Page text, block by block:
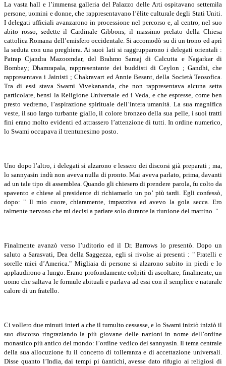
La vasta hall e l’immensa galleria del Palazzo delle Arti ospitavano settemila
persone, uomini e donne, che rappresentavano l’èlite culturale degli Stati Uniti.
I delegati ufficiali avanzarono in processione nel percorso e, al centro, nel suo
abito rosso, sedette il Cardinale Gibbons, il massimo prelato della Chiesa
cattolica Romana dell’emisfero occidentale. Si accomodò su di un trono ed aprì
la seduta con una preghiera. Ai suoi lati si raggrupparono i delegati orientali :
Patrap Cjandra Mazoomdar, del Brahmo Samaj di Calcutta e Nagarkar di
Bombay; Dhamrapala, rappresentante dei buddisti di Ceylon ; Gandhi, che
rappresentava i Jainisti ; Chakravart ed Annie Besant, della Società Teosofica.
Tra di essi stava Swami Vivekananda, che non rappresentava alcuna setta
particolare, bensì la Religione Universale ed i Veda, e che espresse, come ben
presto vedremo, l’aspirazione spirituale dell’intera umanità. La sua magnifica
veste, il suo largo turbante giallo, il colore bronzeo della sua pelle, i suoi tratti
fini erano molto evidenti ed attrassero l’attenzione di tutti. In ordine numerico,
lo Swami occupava il trentunesimo posto.
Uno dopo l’altro, i delegati si alzarono e lessero dei discorsi già preparati ; ma,
lo sannyasin indù non aveva nulla di pronto. Mai aveva parlato, prima, davanti
ad un tale tipo di assemblea. Quando gli chiesero di prendere parola, fu colto da
spavento e chiese al presidente di richiamarlo un po’ più tardi. Egli confessò,
dopo: " Il mio cuore, chiaramente, impazziva ed avevo la gola secca. Ero
talmente nervoso che mi decisi a parlare solo durante la riunione del mattino. "
Finalmente avanzò verso l’uditorio ed il Dr. Barrows lo presentò. Dopo un
saluto a Sarasvati, Dea della Saggezza, egli si rivolse ai presenti : " Fratelli e
sorelle miei d’America." Migliaia di persone si alzarono subito in piedi e lo
applaudirono a lungo. Erano profondamente colpiti di ascoltare, finalmente, un
uomo che saltava le formule abituali e parlava ad essi con il semplice e naturale
calore di un fratello.
Ci vollero due minuti interi a che il tumulto cessasse, e lo Swami iniziò iniziò il
suo discorso ringraziando la più giovane delle nazioni in nome dell’ordine
monastico più antico del mondo: l’ordine vedico dei sannyasin. Il tema centrale
della sua allocuzione fu il concetto di tolleranza e di accettazione universali.
Disse quanto l’India, dai tempi pi ùantichi, avesse dato rifugio ai religiosi di